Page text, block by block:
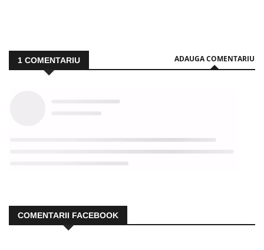
1 COMENTARIU ADAUGA COMENTARIU
COMENTARII FACEBOOK